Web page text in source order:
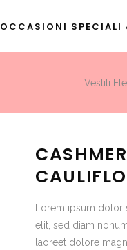
OCCASIONI SPECIALI
Vestiti
Lorem ipsum
elit, sed diam
laoreet dolore